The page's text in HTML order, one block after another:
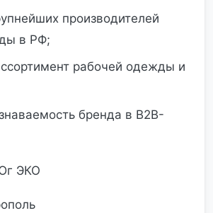
производителей
в РФ;
рабочей одежды и
бренда в B2B-
ЭКО